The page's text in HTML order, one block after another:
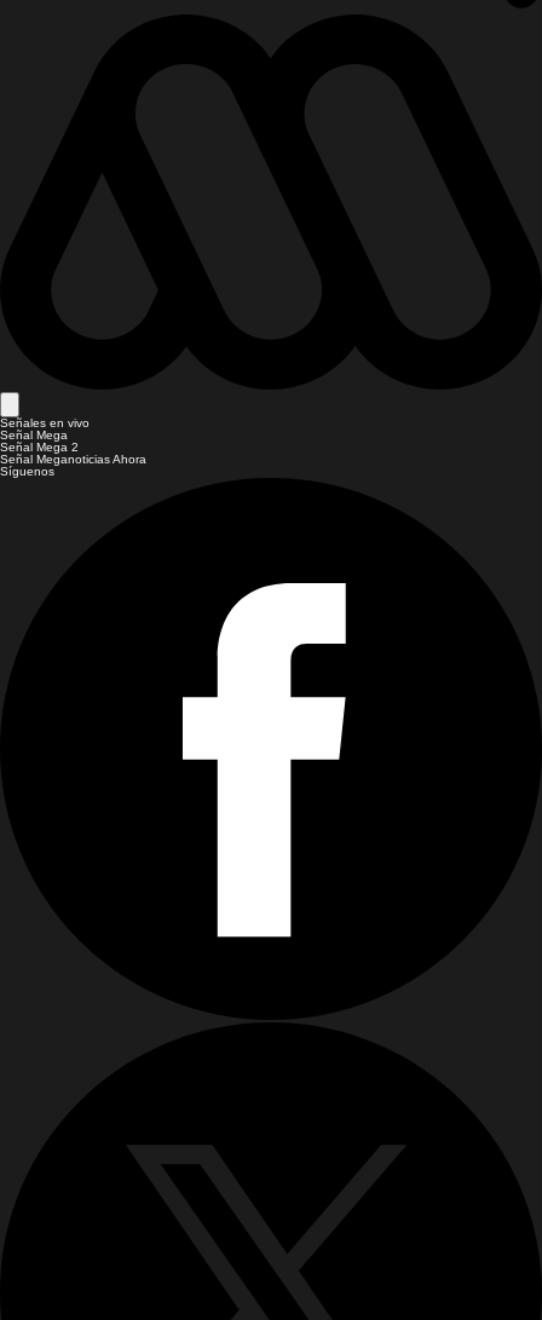
Señales en vivo
Señal Mega
Señal Mega 2
Señal Meganoticias Ahora
Síguenos